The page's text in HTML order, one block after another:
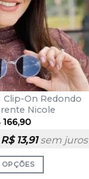
Clip-On Redondo
Nicole
166,90
R$13,91sem juros
OPÇÕES